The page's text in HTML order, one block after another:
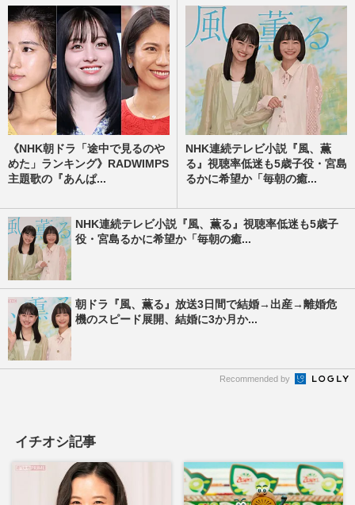
《NHK朝ドラ「途中で見るのや
めた」ランキング》RADWIMPS
主題歌の『あんぱ...
NHK連続テレビ小説『風、薫
る』視聴率低迷も5歳子役・宮島
るかに希望か「毎朝の癒...
NHK連続テレビ小説『風、薫る』視聴率低迷も5歳子
役・宮島るかに希望か「毎朝の癒...
朝ドラ『風、薫る』放送3日間で結婚→出産→離婚危
機のスピード展開、結婚に3か月か...
Recommended by
イチオシ記事